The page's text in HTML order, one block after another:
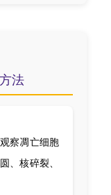
法
察凋亡细胞
、核碎裂、